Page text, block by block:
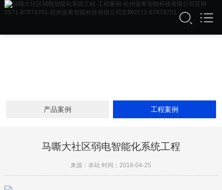
产品案例 工程案例
马嘶大社区弱电智能化系统工程
来源：本站 时间：2018-04-25